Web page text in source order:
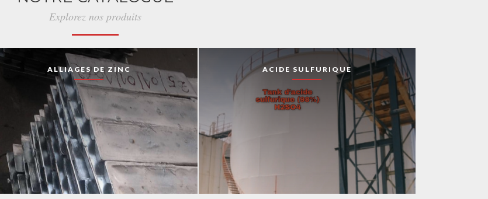
Explorez nos produits
ALLIAGES DE ZINC ACIDE SULFURIQUE